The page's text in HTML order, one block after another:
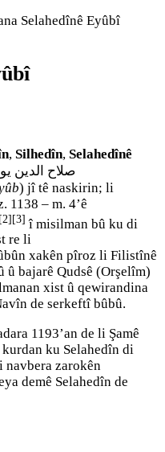
Selahedînê Eyûbî
, Silhedîn, Selahedînê
صلاح الدين
) jî tê naskirin; li
1138 – m. 4’ê
[2][3] î misilman bû ku di
re li
xakên pîroz li Filistînê
bajarê Qudsê (Orşelîm)
xist û qewirandina
de serkeftî bûbû.
1193’an de li Şamê
ku Selahedîn di
navbera zarokên
demê Selahedîn de